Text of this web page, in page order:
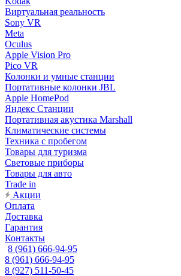
Виртуальная реальность
Sony VR
Meta
Oculus
Apple Vision Pro
Pico VR
Колонки и умные станции
Портативные колонки JBL
Apple HomePod
Яндекс Станции
Портативная акустика Marshall
Климатические системы
Техника с пробегом
Товары для туризма
Световые приборы
Товары для авто
Trade in
Акции
Оплата
Доставка
Гарантия
Контакты
8 (961) 666-94-95
8 (961) 666-94-95
8 (927) 511-50-45